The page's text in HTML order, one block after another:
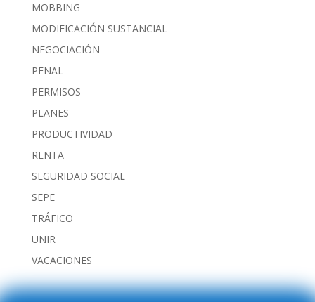
MOBBING
MODIFICACIÓN SUSTANCIAL
NEGOCIACIÓN
PENAL
PERMISOS
PLANES
PRODUCTIVIDAD
RENTA
SEGURIDAD SOCIAL
SEPE
TRÁFICO
UNIR
VACACIONES